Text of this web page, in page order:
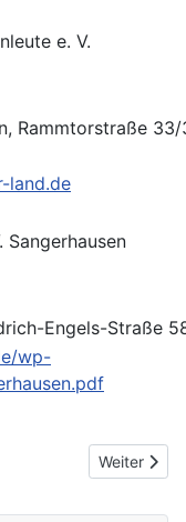
e. V.
Rammtorstraße
land.de
Sangerhausen
Engels-Straße
wp-
und Knappenvereine
Nächster
Weiter